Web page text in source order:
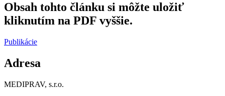
Obsah tohto článku si môžte uložiť
kliknutím na PDF vyššie.
Publikácie
Adresa
MEDIPRAV, s.r.o.